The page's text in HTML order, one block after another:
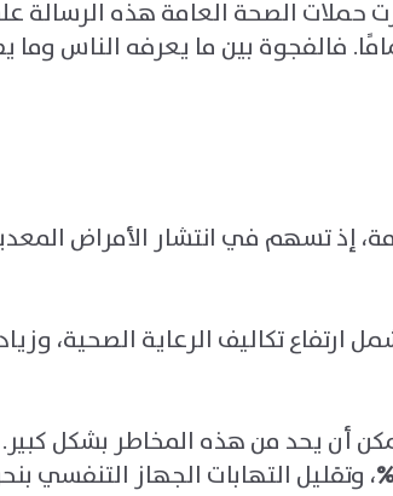
فالفجوة بين ما يعرفه الناس وما
إذ تسهم في انتشار الأمراض
تكاليف الرعاية الصحية،
أن يحد من هذه المخاطر بشكل
، وتقليل التهابات الجهاز التنفسي